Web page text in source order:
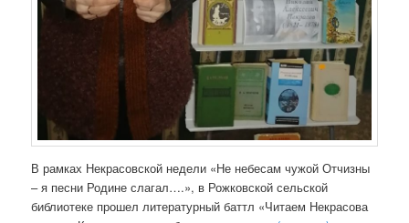
В рамках Некрасовской недели «Не небесам чужой Отчизны
– я песни Родине слагал….», в Рожковской сельской
библиотеке прошел литературный баттл «Читаем Некрасова